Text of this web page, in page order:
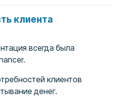
клиента
всегда была
клиентов
денег.